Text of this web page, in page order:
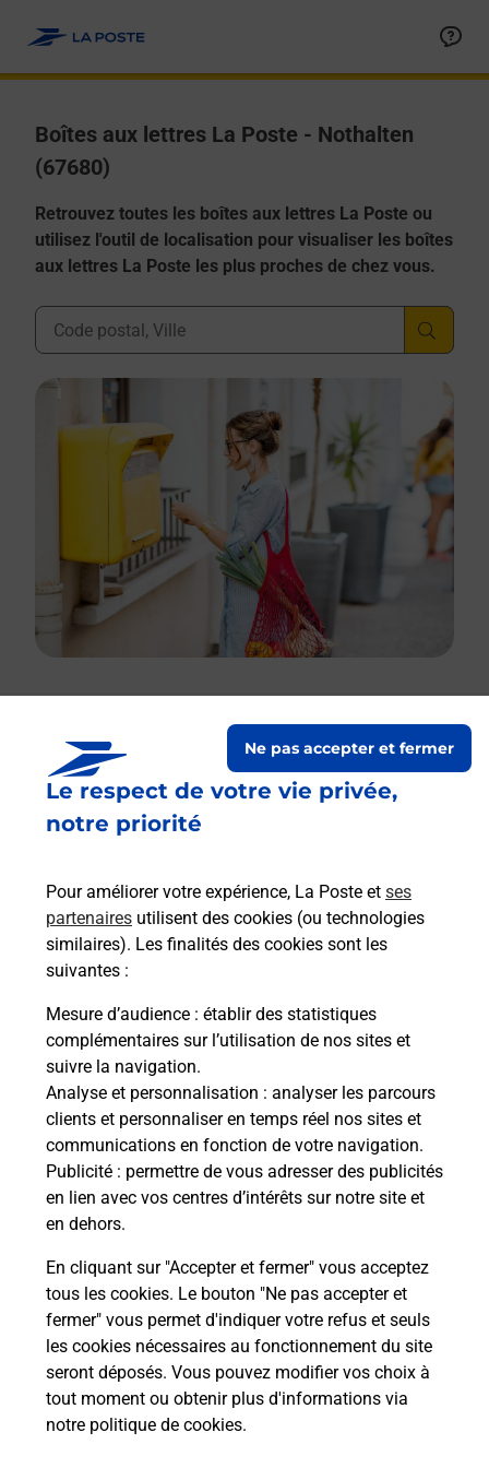
Le respect de votre vie privée,
notre priorité
Pour améliorer votre expérience, La Poste et ses
partenaires utilisent des cookies (ou technologies
similaires). Les finalités des cookies sont les
suivantes :
Mesure d’audience : établir des statistiques
complémentaires sur l’utilisation de nos sites et
suivre la navigation.
Analyse et personnalisation : analyser les parcours
clients et personnaliser en temps réel nos sites et
communications en fonction de votre navigation.
Publicité : permettre de vous adresser des publicités
en lien avec vos centres d’intérêts sur notre site et
en dehors.
En cliquant sur "Accepter et fermer" vous acceptez
tous les cookies. Le bouton "Ne pas accepter et
fermer" vous permet d'indiquer votre refus et seuls
les cookies nécessaires au fonctionnement du site
seront déposés. Vous pouvez modifier vos choix à
tout moment ou obtenir plus d'informations via
notre politique de cookies.
Ne pas accepter et fermer
Boîtes aux lettres La Poste - Nothalten
(67680)
Retrouvez toutes les boîtes aux lettres La Poste ou
utilisez l'outil de localisation pour visualiser les boîtes
aux lettres La Poste les plus proches de chez vous.
Ville, Département, Code Postal
Boîte aux lettres La Poste
Prochaine collecte du courrier vendredi
09h00
67680 Nothalten
Le lien s'ouvre dans un nouvel onglet
Boîte aux lettres La Poste
Prochaine collecte du courriervendredià
09h00
77 Route Du Vin
67680 Nothalten
Le lien s'ouvre dans un nouvel onglet
Localiser Liste Boîtes aux lettres Bas-Rhin Nothalten